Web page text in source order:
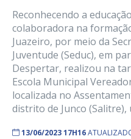
Reconhecendo a
colaboradora na
Juazeiro, por meio da
Juventude (Seduc), em
Despertar, realizou na
Escola Municipal
localizada no
distrito de Junco (Salitre),
13/06/2023 17H16